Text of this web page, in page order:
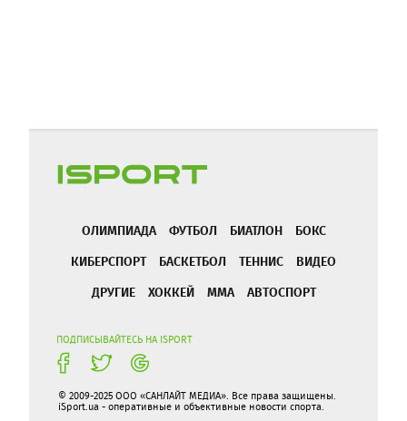
ОЛИМПИАДА ФУТБОЛ БИАТЛОН
БОКС
КИБЕРСПОРТ
БАСКЕТБОЛ ТЕННИС
ВИДЕО
ДРУГИЕ
ХОККЕЙ ММА АВТОСПОРТ
ПОДПИСЫВАЙТЕСЬ НА ISPORT
© 2009-2025 ООО «САНЛАЙТ МЕДИА». Все права защищены.
iSport.ua - оперативные и объективные новости спорта.